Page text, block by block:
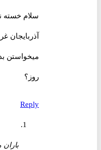
آذربایجان غربی
روز؟
Reply
باران